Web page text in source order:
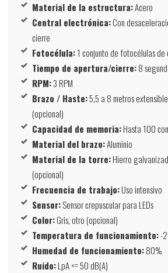
Material de la estructura:Acero
Central electrónica:Con
cierre
Fotocélula:1 conjunto de fotocélulas de
Tiempo de apertura/cierre:8
RPM:3 RPM
Brazo / Haste:5,5 a 8 metros
(opcional)
Capacidad de memoria:Hasta 100
Material del brazo:Aluminio
Material de la torre:Hierro
(opcional)
Frecuencia de trabajo:Uso intensivo
Sensor:Sensor crepuscular para LEDs
Color:Gris, otro (opcional)
Temperatura de funcionamiento:-
Humedad de funcionamiento:80%
Ruido:LpA <= 50 dB(A)